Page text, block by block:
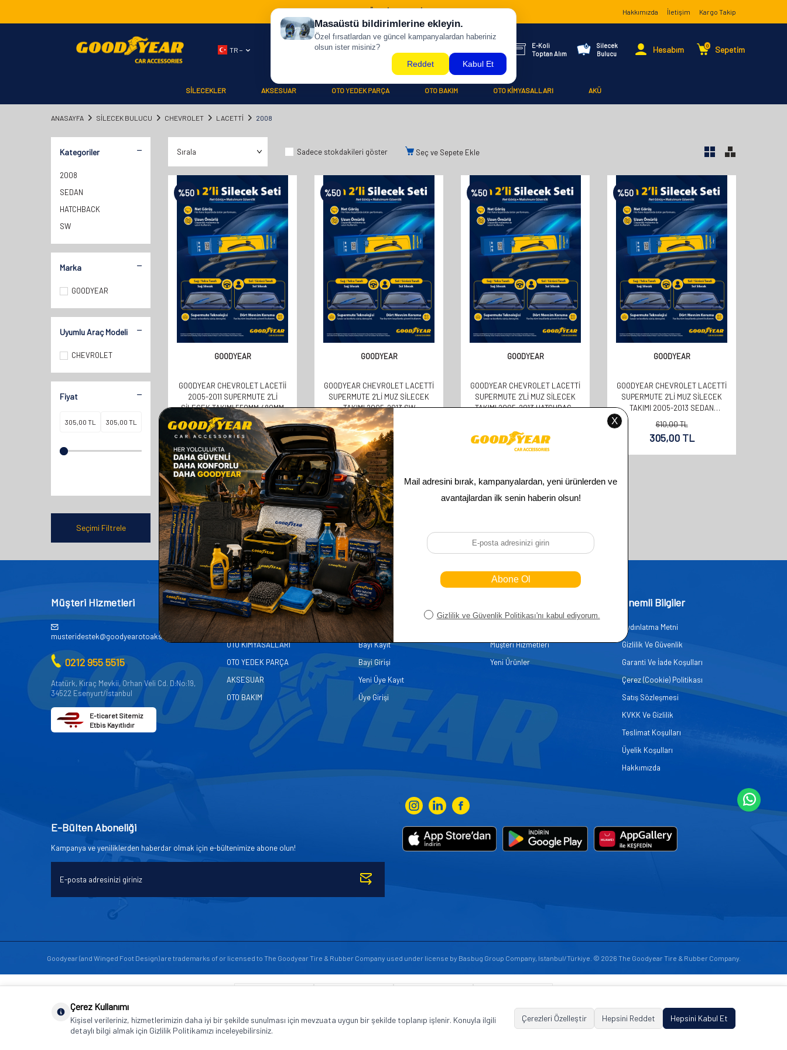
500 TL ÜZERİ KARGO BİZDEN ! Hakkımızda İletişim Kargo Takip
TR −
E-Koli
Toptan Alım
Silecek
Bulucu
Hesabım 0 Sepetim
SİLECEKLER AKSESUAR OTO YEDEK PARÇA OTO BAKIM OTO KİMYASALLARI AKÜ
ANASAYFA SILECEK BULUCU CHEVROLET LACETTİ 2008
Kategoriler
2008
SEDAN
HATCHBACK
SW
Marka
GOODYEAR
Uyumlu Araç Modeli
CHEVROLET
Fiyat
Seçimi Filtrele
Sadece stokdakileri göster Seç ve Sepete Ekle
%50
GOODYEAR
GOODYEAR CHEVROLET LACETII
2005-2011 SUPERMUTE 2'LI
SILECEK TAKIMI 550MM 480MM
610,00TL
305,00TL
%50
GOODYEAR
GOODYEAR CHEVROLET LACETTI
SUPERMUTE 2'LI MUZ SILECEK
TAKIMI 2005-2013 SW
(550MM+480MM)
610,00TL
305,00TL
%50
GOODYEAR
GOODYEAR CHEVROLET LACETTI
SUPERMUTE 2'LI MUZ SILECEK
TAKIMI 2005-2013 HATCHBACK
305,00TL
%50
GOODYEAR
GOODYEAR CHEVROLET LACETTI
SUPERMUTE 2'LI MUZ SILECEK
TAKIMI 2005-2013 SEDAN
610,00TL
305,00TL
Toplam4ürün bulunmaktadır.
Müşteri Hizmetleri
musteridestek@goodyearotoaksesuar.com.tr
0212 955 5515
Atatürk, Kıraç Mevkii, Orhan Veli Cd. D:No:19,
34522 Esenyurt/İstanbul
E-ticaret Sitemiz
Etbis Kayıtlıdır
Kategoriler
AKÜ
OTO KİMYASALLARI
OTO YEDEK PARÇA
AKSESUAR
OTO BAKIM
Üye
Sepetim
Bayi Kayıt
Bayi Girişi
Yeni Üye Kayıt
Üye Girişi
Müşteri Hizmetleri
Yeni Ürünler
Önemli Bilgiler
Aydınlatma Metni
Gizlilik Ve Güvenlik
Garanti Ve İade Koşulları
Çerez (Cookie) Politikası
Satış Sözleşmesi
KVKK Ve Gizlilik
Teslimat Koşulları
Üyelik Koşulları
Hakkımızda
E-Bülten Aboneliği
Kampanya ve yeniliklerden haberdar olmak için e-bültenimize abone olun!
Goodyear (and Winged Foot Design) are trademarks of or licensed to The Goodyear Tire & Rubber Company used under license by Basbug Group Company, Istanbul/Türkiye. © 2026 The Goodyear Tire & Rubber Company.
Çerez Kullanımı
Kişisel verileriniz, hizmetlerimizin daha iyi bir şekilde sunulması için mevzuata uygun bir şekilde toplanıp işlenir. Konuyla ilgili
detaylı bilgi almak için Gizlilik Politikamızı inceleyebilirsiniz.
Çerezleri Özelleştir Hepsini Reddet Hepsini Kabul Et